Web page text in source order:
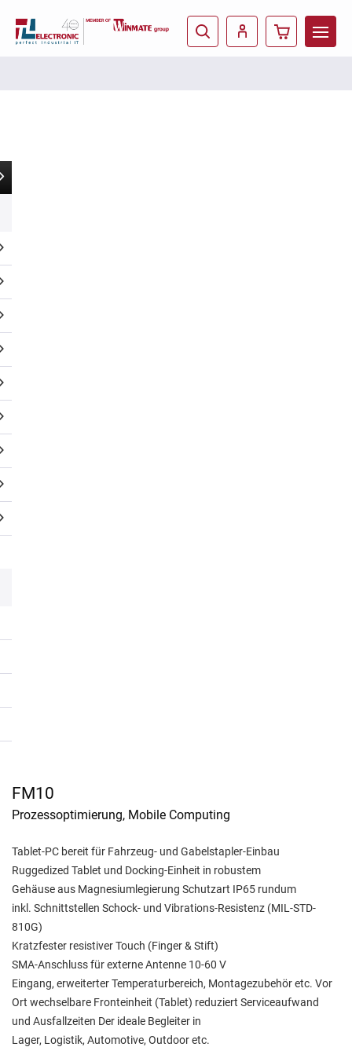
FM10
Prozessoptimierung, Mobile Computing
Tablet-PC bereit für Fahrzeug- und Gabelstapler-Einbau
Ruggedized Tablet und Docking-Einheit in robustem
Gehäuse aus Magnesiumlegierung Schutzart IP65 rundum
inkl. Schnittstellen Schock- und Vibrations-Resistenz (MIL-STD-
810G)
Kratzfester resistiver Touch (Finger & Stift)
SMA-Anschluss für externe Antenne 10-60 V
Eingang, erweiterter Temperaturbereich, Montagezubehör etc. Vor
Ort wechselbare Fronteinheit (Tablet) reduziert Serviceaufwand
und Ausfallzeiten Der ideale Begleiter in
Lager, Logistik, Automotive, Outdoor etc.